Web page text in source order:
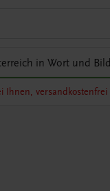
in Wort und Bild
Ihnen, versandkostenfrei